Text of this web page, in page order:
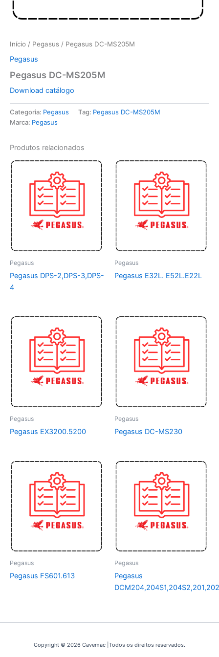
Início / Pegasus / Pegasus DC-MS205M
Pegasus
Pegasus DC-MS205M
Download catálogo
Categoria: Pegasus Tag: Pegasus DC-MS205M
Marca: Pegasus
Produtos relacionados
Pegasus
Pegasus DPS-2,DPS-3,DPS-
4
Pegasus
Pegasus E32L. E52L.E22L
Pegasus
Pegasus EX3200.5200
Pegasus
Pegasus DC-MS230
Pegasus
Pegasus FS601.613
Pegasus
Pegasus
Copyright © 2026 Cavemac |Todos os direitos reservados.